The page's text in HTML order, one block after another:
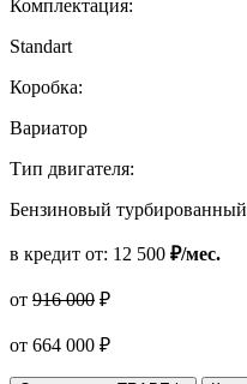
Комплектация:
Standart
Коробка:
Вариатор
Тип двигателя:
Бензиновый турбированный
в кредит от: 12 500 ₽/мес.
от 916 000 ₽
от 664 000 ₽